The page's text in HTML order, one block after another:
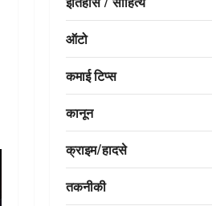
ऑटो
कमाई टिप्स
कानून
क्राइम/हादसे
तकनीकी